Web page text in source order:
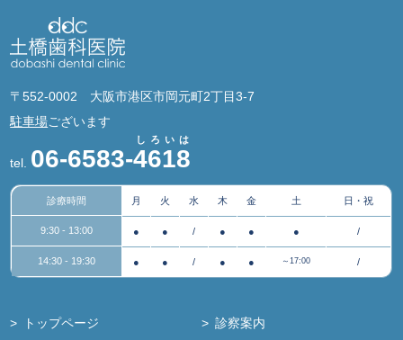
〒552-0002 大阪市港区市岡元町2丁目3-7
駐車場ございます
tel. 06-6583-4618
しろいは
診療時間 月 火 水 木 金 土 日・祝
9:30 - 13:00 ● ● / ● ● ● /
14:30 - 19:30 ● ● / ● ● ～17:00 /
トップページ 診察案内